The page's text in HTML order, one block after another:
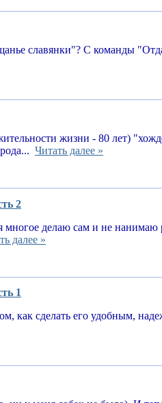
славянки"? С команды
жизни - 80 лет)
Читать далее »
2
многое делаю сам и не нанимаю
далее »
1
как сделать его удобным,